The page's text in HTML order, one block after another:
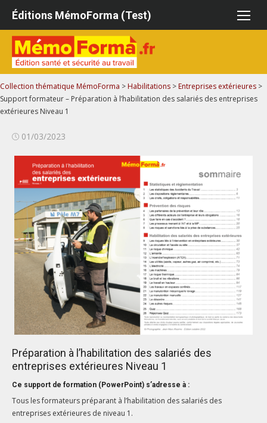
Aller
contenu
Éditions MémoForma (Test)
Collection thématique MémoForma > Habilitations > Entreprises extérieures >
Support formateur – Préparation à l’habilitation des salariés des entreprises
extérieures Niveau 1
Publié01/03/2023
Préparation à l’habilitation des salariés des
entreprises extérieures Niveau 1
Ce support de formation (PowerPoint) s’adresse à :
Tous les formateurs préparant à l’habilitation des salariés des
entreprises extérieures de niveau 1.